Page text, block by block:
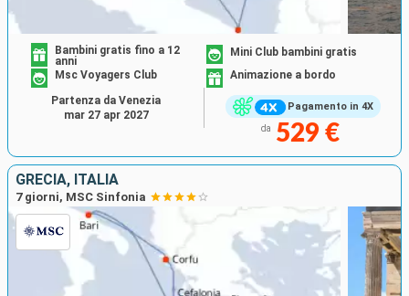
Pagamento in 4X
Bambini gratis fino a 12
anni
Mini Club bambini gratis
Msc Voyagers Club
Animazione a bordo
da 529 €
Partenza da Venezia
mar 27 apr 2027
GRECIA, ITALIA
7 giorni, MSC Sinfonia